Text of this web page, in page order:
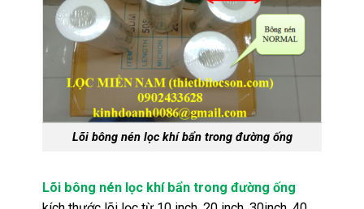
Lõi bông nén lọc khí bẩn trong đường ống
Lõi bông nén lọc khí bẩn trong đường ống